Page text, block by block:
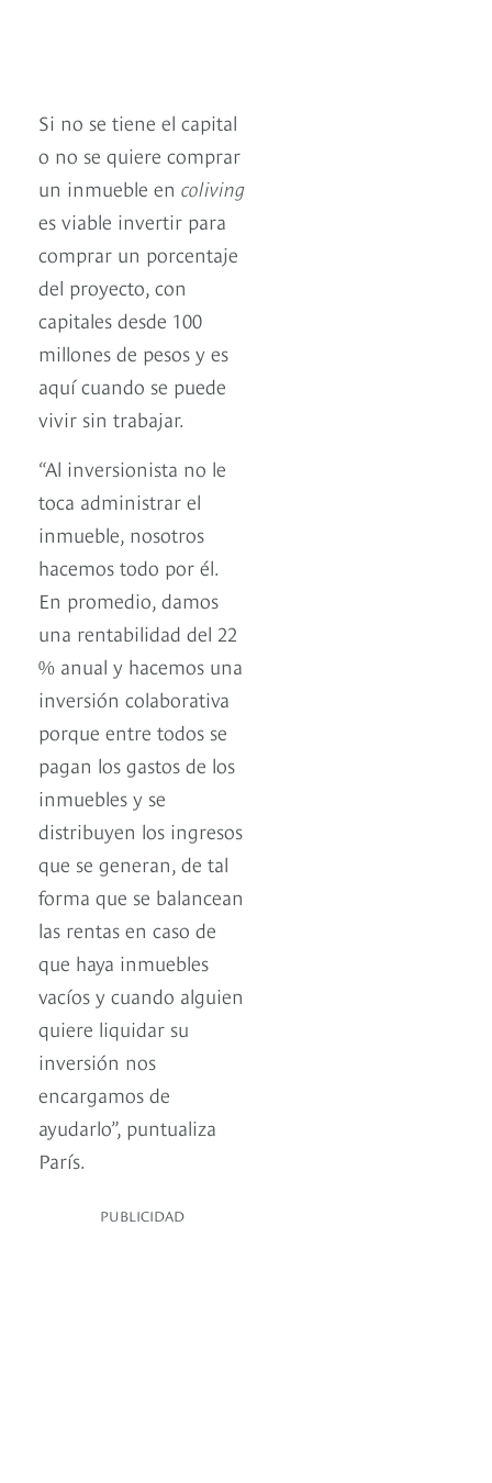
Si no se tiene el capital
o no se quiere comprar
un inmueble en coliving
es viable invertir para
comprar un porcentaje
del proyecto, con
capitales desde 100
millones de pesos y es
aquí cuando se puede
vivir sin trabajar.
“Al inversionista no le
toca administrar el
inmueble, nosotros
hacemos todo por él.
En promedio, damos
una rentabilidad del 22
% anual y hacemos una
inversión colaborativa
porque entre todos se
pagan los gastos de los
inmuebles y se
distribuyen los ingresos
que se generan, de tal
forma que se balancean
las rentas en caso de
que haya inmuebles
vacíos y cuando alguien
quiere liquidar su
inversión nos
encargamos de
ayudarlo”, puntualiza
París.
PUBLICIDAD